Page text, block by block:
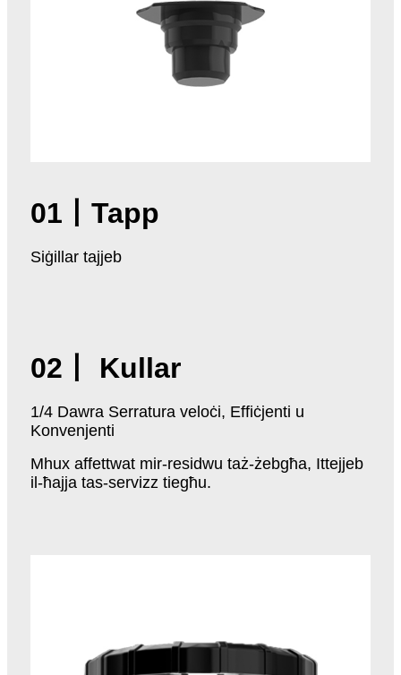
01 Tapp
Siġillar tajjeb
02丨 Kullar
1/4 Dawra Serratura veloċi, Effiċjenti u
Konvenjenti
Mhux affettwat mir-residwu taż-żebgħa, Ittejjeb
il-ħajja tas-servizz tiegħu.